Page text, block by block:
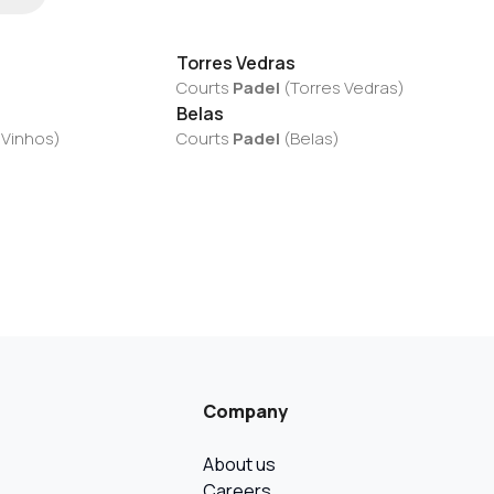
)
Torres Vedras
Courts Padel (Torres Vedras)
Belas
Courts Padel (Belas)
Company
About us